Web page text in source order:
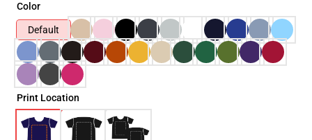
Color
Default
Print Location